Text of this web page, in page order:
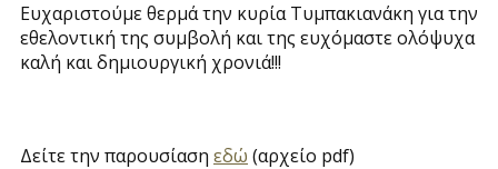
Ευχαριστούμε θερμά την κυρία Τυμπακιανάκη για την
εθελοντική της συμβολή και της ευχόμαστε ολόψυχα
καλή και δημιουργική χρονιά!!!
Δείτε την παρουσίαση εδώ (αρχείο pdf)